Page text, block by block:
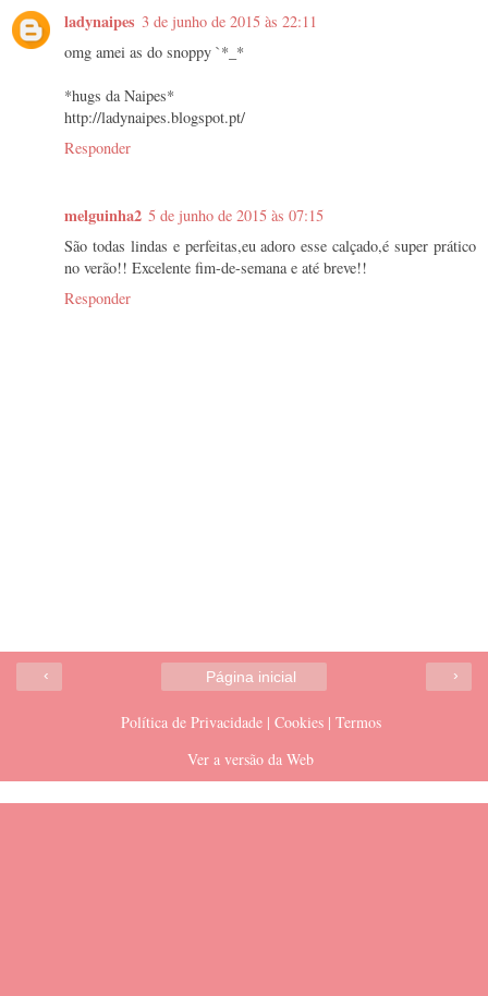
ladynaipes 3 de junho de 2015 às 22:11
omg amei as do snoppy `*_*
*hugs da Naipes*
http://ladynaipes.blogspot.pt/
Responder
melguinha2 5 de junho de 2015 às 07:15
São todas lindas e perfeitas,eu adoro esse calçado,é super prático
no verão!! Excelente fim-de-semana e até breve!!
Responder
‹ ›
Página inicial
Política de Privacidade | Cookies | Termos
Ver a versão da Web